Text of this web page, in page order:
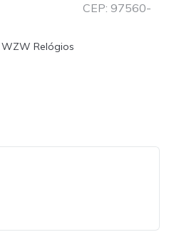
CEP: 97560-
WZW Relógios